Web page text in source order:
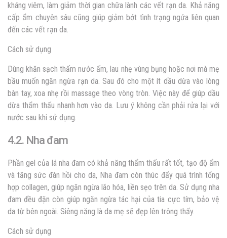
kháng viêm, làm giảm thời gian chữa lành các vết rạn da. Khả năng
cấp ẩm chuyên sâu cũng giúp giảm bớt tình trạng ngứa liên quan
đến các vết rạn da.
Cách sử dụng
Dùng khăn sạch thấm nước ấm, lau nhẹ vùng bụng hoặc nơi mà mẹ
bầu muốn ngăn ngừa rạn da. Sau đó cho một ít dầu dừa vào lòng
bàn tay, xoa nhẹ rồi massage theo vòng tròn. Việc này để giúp dầu
dừa thẩm thấu nhanh hơn vào da. Lưu ý không cần phải rửa lại với
nước sau khi sử dụng.
4.2. Nha đam
Phần gel của lá nha đam có khả năng thẩm thấu rất tốt, tạo độ ẩm
và tăng sức đàn hồi cho da, Nha đam còn thúc đẩy quá trình tổng
hợp collagen, giúp ngăn ngừa lão hóa, liền sẹo trên da. Sử dụng nha
đam đều đặn còn giúp ngăn ngừa tác hại của tia cực tím, bảo vệ
da từ bên ngoài. Siêng năng là da mẹ sẽ đẹp lên trông thấy.
Cách sử dụng